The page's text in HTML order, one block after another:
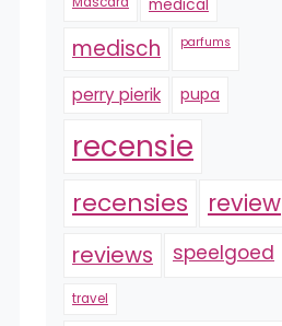
medical
medisch parfums
perry pierik pupa
recensie
recensies review
reviews speelgoed
travel